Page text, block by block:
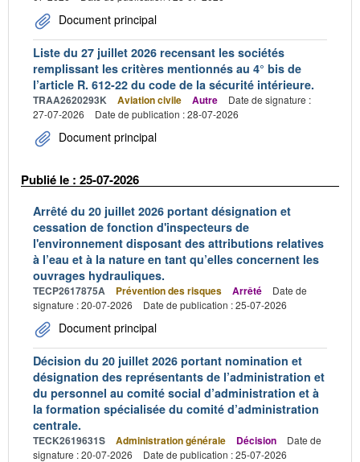
Document principal
Liste du 27 juillet 2026 recensant les sociétés
remplissant les critères mentionnés au 4° bis de
l’article R. 612-22 du code de la sécurité intérieure.
TRAA2620293K Aviation civile Autre
Date de signature :
27-07-2026
Date de publication : 28-07-2026
Document principal
Publié le : 25-07-2026
Arrêté du 20 juillet 2026 portant désignation et
cessation de fonction d'inspecteurs de
l'environnement disposant des attributions relatives
à l’eau et à la nature en tant qu’elles concernent les
ouvrages hydrauliques.
TECP2617875A Prévention des risques Arrêté
Date de
signature : 20-07-2026
Date de publication : 25-07-2026
Document principal
Décision du 20 juillet 2026 portant nomination et
désignation des représentants de l’administration et
du personnel au comité social d’administration et à
la formation spécialisée du comité d’administration
centrale.
TECK2619631S Administration générale Décision
Date de
signature : 20-07-2026
Date de publication : 25-07-2026